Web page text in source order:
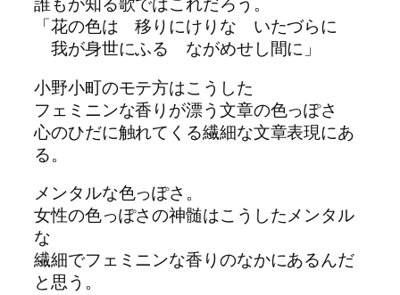
「花の色は 移りにけりな いたづらに
我が身世にふる ながめせし間に」
小野小町のモテ方はこうした
フェミニンな香りが漂う文章の色っぽさ
心のひだに触れてくる繊細な文章表現にあ
る。
メンタルな色っぽさ。
女性の色っぽさの神髄はこうしたメンタル
な
繊細でフェミニンな香りのなかにあるんだ
と思う。